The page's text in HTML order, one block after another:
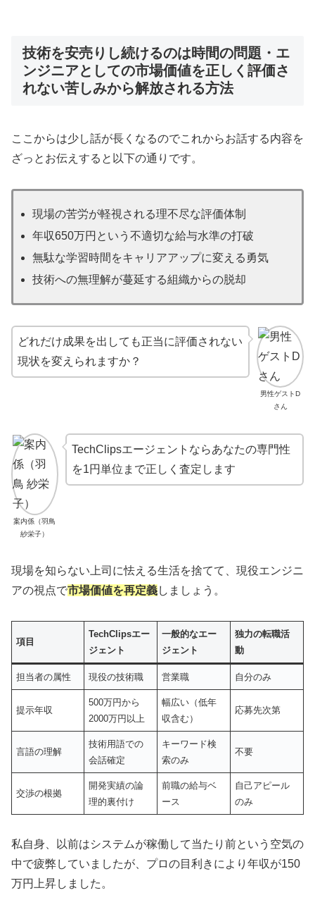
技術を安売りし続けるのは時間の問題・エ
ンジニアとしての市場価値を正しく評価さ
れない苦しみから解放される方法
ここからは少し話が長くなるのでこれからお話する内容を
ざっとお伝えすると以下の通りです。
現場の苦労が軽視される理不尽な評価体制
年収650万円という不適切な給与水準の打破
無駄な学習時間をキャリアアップに変える勇気
技術への無理解が蔓延する組織からの脱却
男性ゲストD
さん
どれだけ成果を出しても正当に評価されない
現状を変えられますか？
案内係（羽鳥
紗栄子）
TechClipsエージェントならあなたの専門性
を1円単位まで正しく査定します
現場を知らない上司に怯える生活を捨てて、現役エンジニ
アの視点で市場価値を再定義しましょう。
項目
TechClipsエー
ジェント
一般的なエー
ジェント
独力の転職活
動
担当者の属性 現役の技術職 営業職 自分のみ
提示年収
500万円から
2000万円以上
幅広い（低年
収含む）
応募先次第
言語の理解
技術用語での
会話確定
キーワード検
索のみ
不要
交渉の根拠
開発実績の論
理的裏付け
前職の給与ベ
ース
自己アピール
のみ
私自身、以前はシステムが稼働して当たり前という空気の
中で疲弊していましたが、プロの目利きにより年収が150
万円上昇しました。